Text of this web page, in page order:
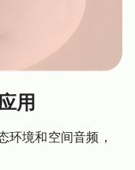
用
环境和空间音频，